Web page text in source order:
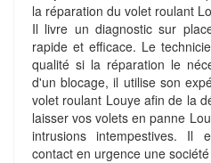
la réparation du volet roulant
Il livre un diagnostic sur
rapide et efficace. Le
qualité si la réparation le
d'un blocage, il utilise son
volet roulant Louye afin de la
laisser vos volets en panne
intrusions intempestives. Il
contact en urgence une